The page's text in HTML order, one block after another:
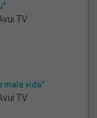
TV
mala vida”
TV